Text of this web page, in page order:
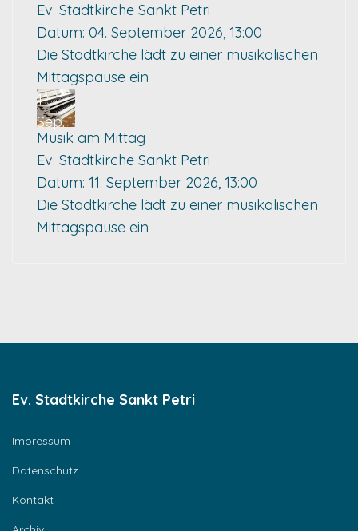
Ev. Stadtkirche Sankt Petri
Datum: 04. September 2026, 13:00
Die Stadtkirche lädt zu einer musikalischen
Mittagspause ein
11
Sep.
Musik am Mittag
Ev. Stadtkirche Sankt Petri
Datum: 11. September 2026, 13:00
Die Stadtkirche lädt zu einer musikalischen
Mittagspause ein
Ev. Stadtkirche Sankt Petri
Impressum
Datenschutz
Kontakt